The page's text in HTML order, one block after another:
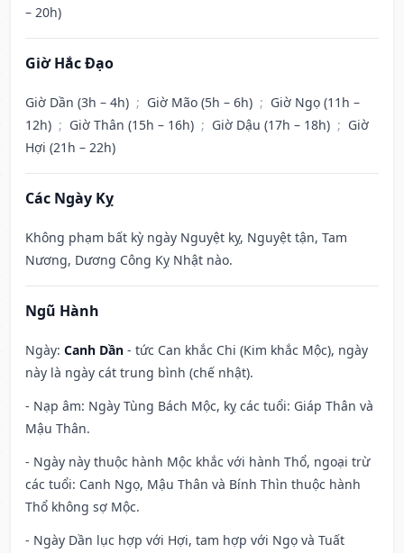
– 20h)
Giờ Hắc Đạo
Giờ Dần (3h – 4h) ; Giờ Mão (5h – 6h) ; Giờ Ngọ (11h –
12h) ; Giờ Thân (15h – 16h) ; Giờ Dậu (17h – 18h) ; Giờ
Hợi (21h – 22h)
Các Ngày Kỵ
Không phạm bất kỳ ngày Nguyệt kỵ, Nguyệt tận, Tam
Nương, Dương Công Kỵ Nhật nào.
Ngũ Hành
Ngày: Canh Dần - tức Can khắc Chi (Kim khắc Mộc), ngày
này là ngày cát trung bình (chế nhật).
- Nạp âm: Ngày Tùng Bách Mộc, kỵ các tuổi: Giáp Thân và
Mậu Thân.
- Ngày này thuộc hành Mộc khắc với hành Thổ, ngoại trừ
các tuổi: Canh Ngọ, Mậu Thân và Bính Thìn thuộc hành
Thổ không sợ Mộc.
- Ngày Dần lục hợp với Hợi, tam hợp với Ngọ và Tuất